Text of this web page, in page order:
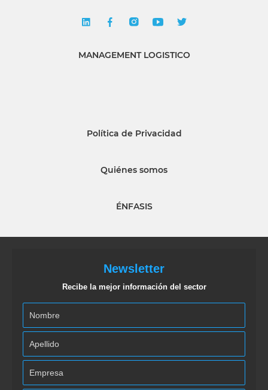
MANAGEMENT LOGISTICO
Política de Privacidad
Quiénes somos
ÉNFASIS
Newsletter
Recibe la mejor información del sector